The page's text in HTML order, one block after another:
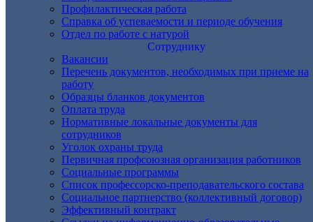
Профилактическая работа
Справка об успеваемости и периоде обучения
Отдел по работе с натурой
Сотруднику
Вакансии
Перечень документов, необходимых при приеме на
работу
Образцы бланков документов
Оплата труда
Нормативные локальные документы для
сотрудников
Уголок охраны труда
Первичная профсоюзная организация работников
Социальные программы
Список профессорско-преподавательского состава
Социальное партнерство (коллективный договор)
Эффективный контракт